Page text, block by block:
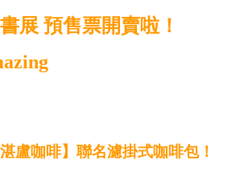
展 預售票開賣啦！
湛盧咖啡】聯名濾掛式咖啡包！